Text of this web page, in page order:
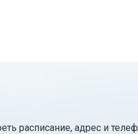
расписание, адрес и